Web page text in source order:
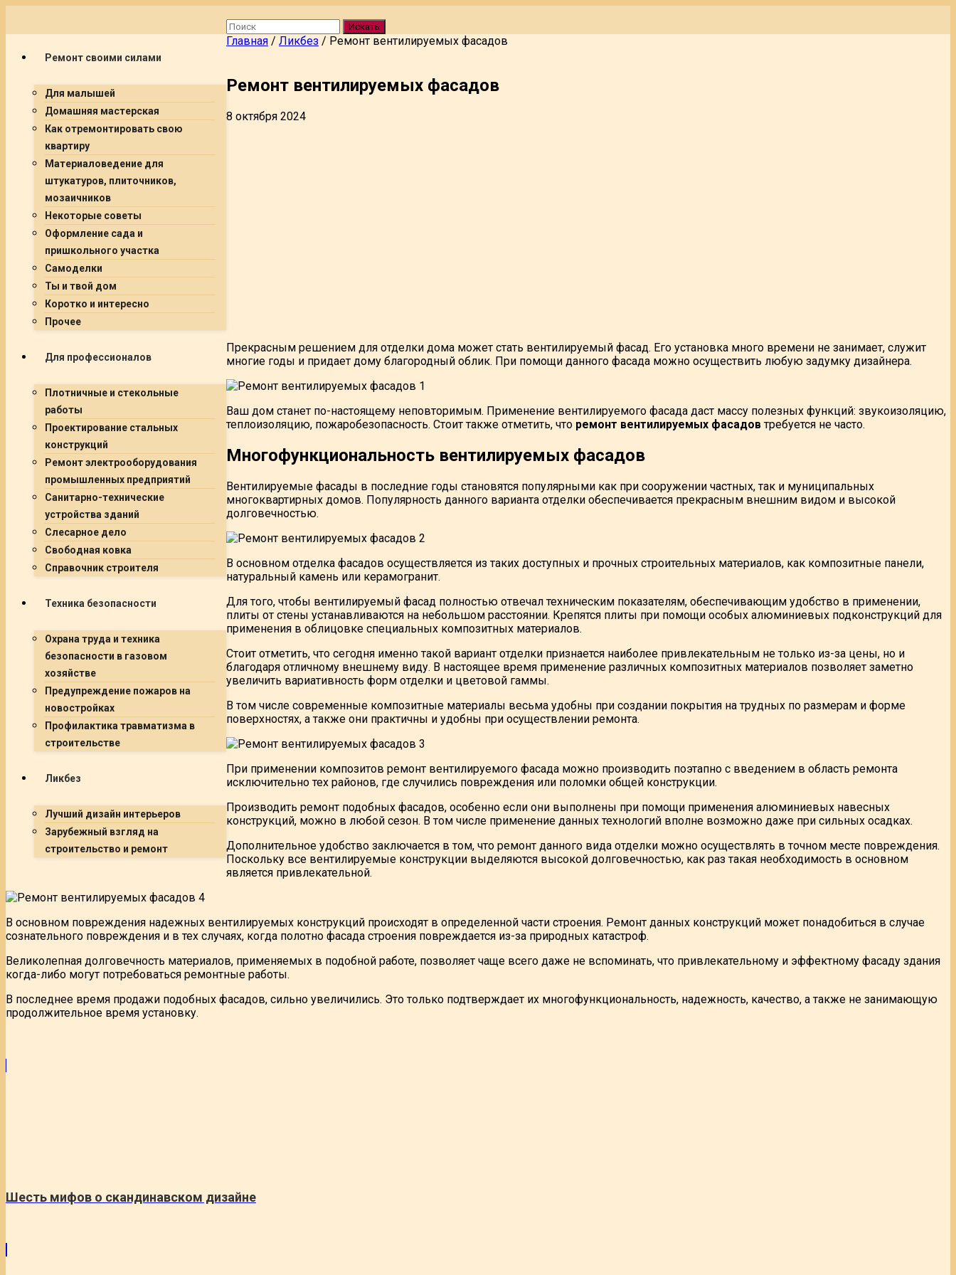
Ремонт своими силами
Для малышей
Домашняя мастерская
Как отремонтировать свою
квартиру
Материаловедение для
штукатуров, плиточников,
мозаичников
Некоторые советы
Оформление сада и
пришкольного участка
Самоделки
Ты и твой дом
Коротко и интересно
Прочее
Для профессионалов
Плотничные и стекольные
работы
Проектирование стальных
конструкций
Ремонт электрооборудования
промышленных предприятий
Санитарно-технические
устройства зданий
Слесарное дело
Свободная ковка
Справочник строителя
Техника безопасности
Охрана труда и техника
безопасности в газовом
хозяйстве
Предупреждение пожаров на
новостройках
Профилактика травматизма в
строительстве
Ликбез
Лучший дизайн интерьеров
Зарубежный взгляд на
строительство и ремонт
Искать
Главная / Ликбез / Ремонт вентилируемых фасадов
Ремонт вентилируемых фасадов
8 октября 2024
Прекрасным решением для отделки дома может стать вентилируемый фасад. Его установка много времени не занимает, служит
многие годы и придает дому благородный облик. При помощи данного фасада можно осуществить любую задумку дизайнера.
Ваш дом станет по-настоящему неповторимым. Применение вентилируемого фасада даст массу полезных функций: звукоизоляцию,
теплоизоляцию, пожаробезопасность. Стоит также отметить, что ремонт вентилируемых фасадовтребуется не часто.
Многофункциональность вентилируемых фасадов
Вентилируемые фасады в последние годы становятся популярными как при сооружении частных, так и муниципальных
многоквартирных домов. Популярность данного варианта отделки обеспечивается прекрасным внешним видом и высокой
долговечностью.
В основном отделка фасадов осуществляется из таких доступных и прочных строительных материалов, как композитные панели,
натуральный камень или керамогранит.
Для того, чтобы вентилируемый фасад полностью отвечал техническим показателям, обеспечивающим удобство в применении,
плиты от стены устанавливаются на небольшом расстоянии. Крепятся плиты при помощи особых алюминиевых подконструкций для
применения в облицовке специальных композитных материалов.
Стоит отметить, что сегодня именно такой вариант отделки признается наиболее привлекательным не только из-за цены, но и
благодаря отличному внешнему виду. В настоящее время применение различных композитных материалов позволяет заметно
увеличить вариативность форм отделки и цветовой гаммы.
В том числе современные композитные материалы весьма удобны при создании покрытия на трудных по размерам и форме
поверхностях, а также они практичны и удобны при осуществлении ремонта.
При применении композитов ремонт вентилируемого фасада можно производить поэтапно с введением в область ремонта
исключительно тех районов, где случились повреждения или поломки общей конструкции.
Производить ремонт подобных фасадов, особенно если они выполнены при помощи применения алюминиевых навесных
конструкций, можно в любой сезон. В том числе применение данных технологий вполне возможно даже при сильных осадках.
Дополнительное удобство заключается в том, что ремонт данного вида отделки можно осуществлять в точном месте повреждения.
Поскольку все вентилируемые конструкции выделяются высокой долговечностью, как раз такая необходимость в основном
является привлекательной.
В основном повреждения надежных вентилируемых конструкций происходят в определенной части строения. Ремонт данных конструкций может понадобиться в случае
сознательного повреждения и в тех случаях, когда полотно фасада строения повреждается из-за природных катастроф.
Великолепная долговечность материалов, применяемых в подобной работе, позволяет чаще всего даже не вспоминать, что привлекательному и эффектному фасаду здания
когда-либо могут потребоваться ремонтные работы.
В последнее время продажи подобных фасадов, сильно увеличились. Это только подтверждает их многофункциональность, надежность, качество, а также не занимающую
продолжительное время установку.
Шесть мифов о скандинавском дизайне